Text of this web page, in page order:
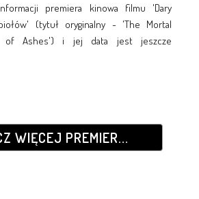
premiera kinowa filmu 'Dary
(tytuł oryginalny - 'The Mortal
of Ashes') i jej data jest jeszcze
WIĘCEJ PREMIER...